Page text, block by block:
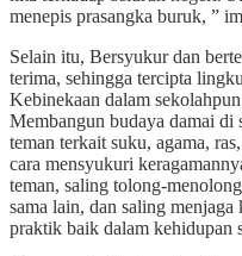
menepis prasangka buruk, ”
Selain itu, Bersyukur dan
terima, sehingga tercipta
Kebinekaan dalam
Membangun budaya damai di
teman terkait suku, agama,
cara mensyukuri
teman, saling tolong-
sama lain, dan saling
praktik baik dalam kehidupan